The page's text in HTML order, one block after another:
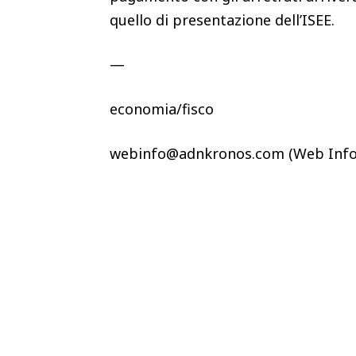
quello di presentazione dell’ISEE.
—
economia/fisco
webinfo@adnkronos.com (Web